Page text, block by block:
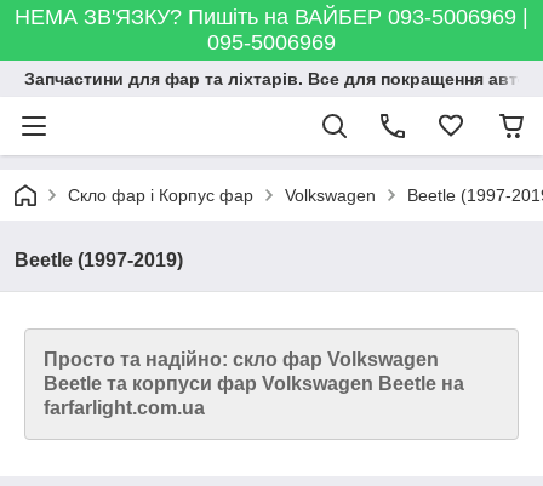
НЕМА ЗВ'ЯЗКУ? Пишіть на ВАЙБЕР 093-5006969 |
095-5006969
Запчастини для фар та ліхтарів. Все для покращення
Скло фар і Корпус фар Volkswagen Beetle (1997-
Beetle (1997-2019)
Просто та надійно: скло фар Volkswagen
Beetle та корпуси фар Volkswagen Beetle на
farfarlight.com.ua